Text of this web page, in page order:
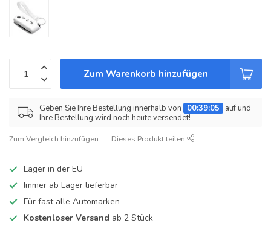
Zum Warenkorb hinzufügen
Geben Sie Ihre Bestellung innerhalb von 00:39:05
auf und
Ihre Bestellung wird noch heute versendet!
Zum Vergleich hinzufügen Dieses Produkt teilen
Lager in der EU
Immer ab Lager lieferbar
Für fast alle Automarken
Kostenloser Versand ab 2 Stück